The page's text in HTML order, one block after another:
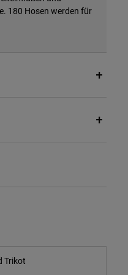
180 Hosen werden für
Trikot